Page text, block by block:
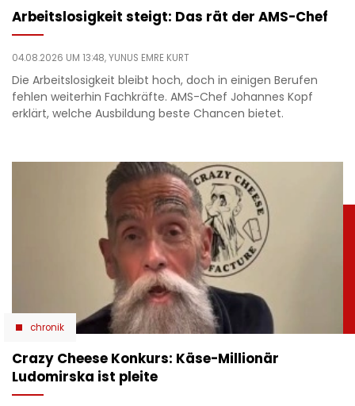
Arbeitslosigkeit steigt: Das rät der AMS-Chef
04.08.2026 UM 13:48,YUNUS EMRE KURT
Die Arbeitslosigkeit bleibt hoch, doch in einigen Berufen
fehlen weiterhin Fachkräfte. AMS-Chef Johannes Kopf
erklärt, welche Ausbildung beste Chancen bietet.
chronik
Crazy Cheese Konkurs: Käse-Millionär
Ludomirska ist pleite